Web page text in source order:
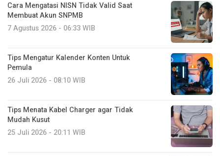
Cara Mengatasi NISN Tidak Valid Saat
Membuat Akun SNPMB
7 Agustus 2026 - 06:33 WIB
Tips Mengatur Kalender Konten Untuk
Pemula
26 Juli 2026 - 08:10 WIB
Tips Menata Kabel Charger agar Tidak
Mudah Kusut
25 Juli 2026 - 20:11 WIB